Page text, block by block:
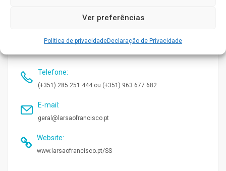
Ver preferências
Politica de privacidadeDeclaração de Privacidade
Av. dos Bombeiros Voluntários de Moura | 7860-107
Telefone:
(+351) 285 251 444 ou (+351) 963 677 682
E-mail :
geral@larsaofrancisco.pt
Website:
www.larsaofrancisco.pt/SS